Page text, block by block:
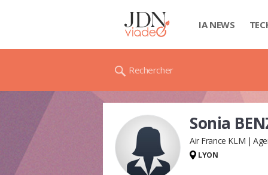
IA NEWS
Rechercher
Sonia
Air France KLM
LYON